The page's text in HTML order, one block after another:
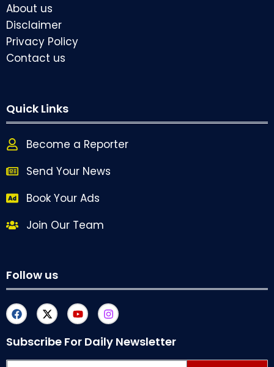
About us
Disclaimer
Privacy Policy
Contact us
Quick Links
Become a Reporter
Send Your News
Book Your Ads
Join Our Team
Follow us
Subscribe For Daily Newsletter